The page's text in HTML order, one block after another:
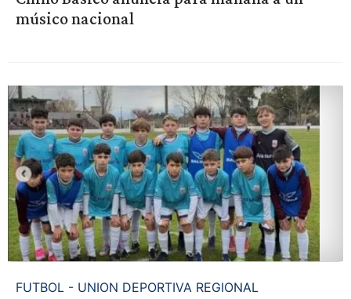
músico nacional
FUTBOL - UNION DEPORTIVA REGIONAL